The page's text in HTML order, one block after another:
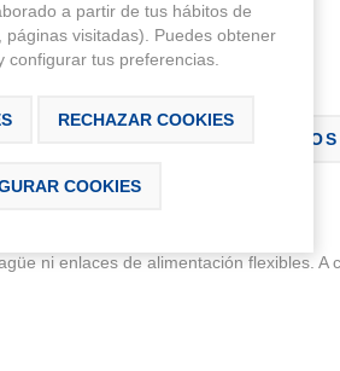
CONTÁCTANOS
ni enlaces de alimentación flexibles. A
a partir de tus hábitos de
visitadas). Puedes obtener
configurar tus preferencias.
RECHAZAR COOKIES
COOKIES